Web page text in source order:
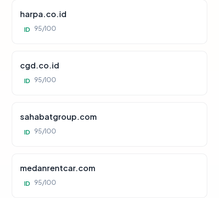
harpa.co.id
ID 95/100
cgd.co.id
ID 95/100
sahabatgroup.com
ID 95/100
medanrentcar.com
ID 95/100